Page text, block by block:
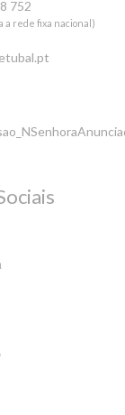
752
a rede fixa nacional)